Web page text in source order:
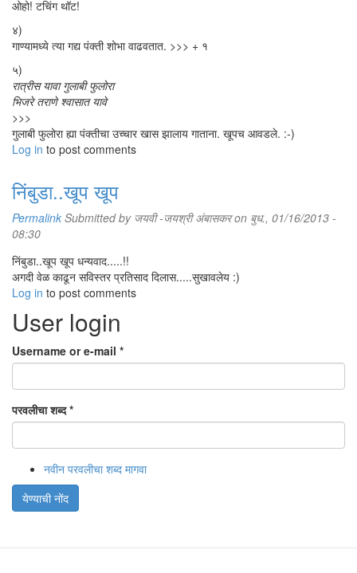
ओहो! टचिंग थॉट!
४)
गाण्यामध्ये त्या गद्य पंक्ती शोभा वाढवतात. >>> + १
५)
रात्रीस यावा गुलाबी फुलोरा
भिजरे तराणे श्वासात यावे
>>>
गुलाबी फुलोरा ह्या पंक्तीचा उच्चार खास झालाय गाताना. खूपच आवडले. :-)
Log in to post comments
निंबुडा..खूप खूप
Permalink Submitted by जयवी -जयश्री अंबासकरon बुध., 01/16/2013 -
08:30
निंबुडा..खूप खूप धन्यवाद.....!!
अगदी वेळ काढून सविस्तर प्रतिसाद दिलास.....सुखावलेय :)
Log in to post comments
User login
Username or e-mail *
परवलीचा शब्द*
नवीन परवलीचा शब्द मागवा
येण्याची नोंद